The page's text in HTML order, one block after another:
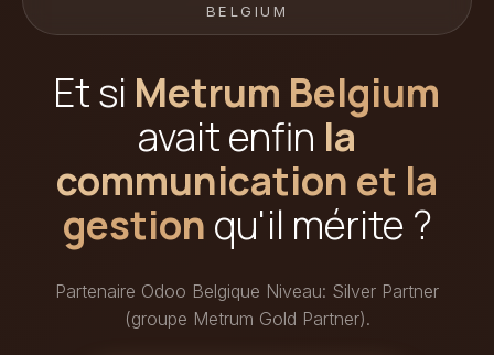
BELGIUM
Et si Metrum Belgium
avait enfin la
communication et la
gestion qu'il mérite ?
Partenaire Odoo Belgique Niveau: Silver Partner
(groupe Metrum Gold Partner).